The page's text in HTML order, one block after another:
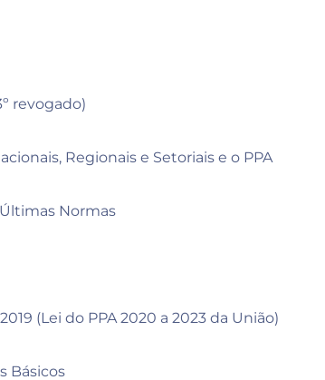
revogado)
Regionais e Setoriais e o PPA
Normas
2019 (Lei do PPA 2020 a 2023 da União)
Básicos